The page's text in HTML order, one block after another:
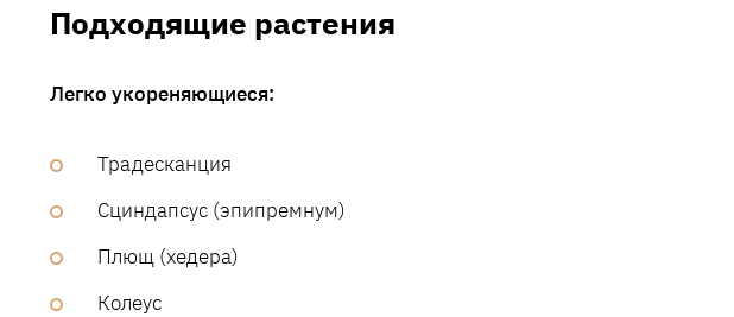
Подходящие растения
Легко укореняющиеся:
Традесканция
Сциндапсус (эпипремнум)
Плющ (хедера)
Колеус